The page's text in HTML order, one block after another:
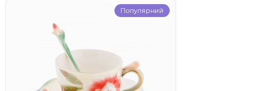
Популярний